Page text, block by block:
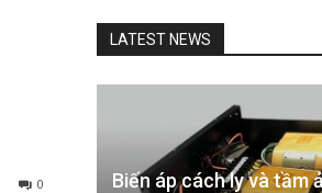
0
LATEST NEWS
Biến áp cách ly và tầm